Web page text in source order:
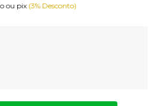
ou pix (3% Desconto)